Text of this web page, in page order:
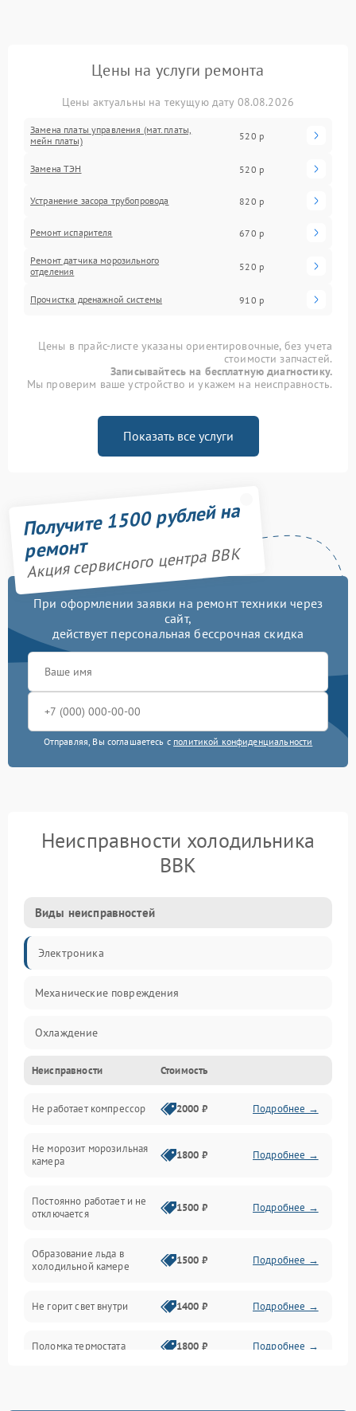
Цены на услуги ремонта
Цены актуальны на текущую дату 08.08.2026
Замена платы управления (мат.платы,
мейн платы)
520 р
Замена ТЭН 520 р
Устранение засора трубопровода 820 р
Ремонт испарителя 670 р
Ремонт датчика морозильного
отделения
520 р
Прочистка дренажной системы 910 р
Цены в прайс-листе указаны ориентировочные, без учета
стоимости запчастей.
Записывайтесь на бесплатную диагностику.
Мы проверим ваше устройство и укажем на неисправность.
Показать все услуги
Получите 1500 рублей на
ремонт
Акция сервисного центра BBK
При оформлении заявки на ремонт техники через
сайт,
действует персональная бессрочная скидка
Отправляя, Вы соглашаетесь с политикой конфиденциальности
Неисправности холодильника
BBK
Виды неисправностей
Электроника
Механические повреждения
Охлаждение
Механика
Электропитание
Дренаж
Неисправности Стоимость
Не работает компрессор 2000 ₽ Подробнее →
Не морозит морозильная
камера
1800 ₽ Подробнее →
Постоянно работает и не
отключается
1500 ₽ Подробнее →
Образование льда в
холодильной камере
1500 ₽ Подробнее →
Не горит свет внутри 1400 ₽ Подробнее →
Поломка термостата 1800 ₽ Подробнее →